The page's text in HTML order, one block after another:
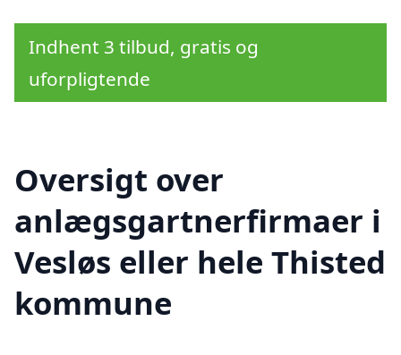
Indhent 3 tilbud, gratis og
uforpligtende
Oversigt over
anlægsgartnerfirmaer i
Vesløs eller hele Thisted
kommune